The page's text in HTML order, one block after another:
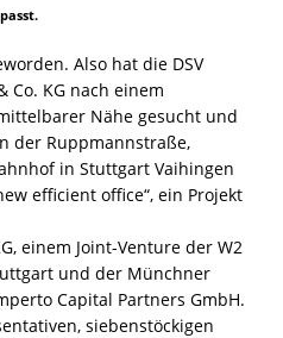
Also hat die DSV
Co. KG nach einem
Nähe gesucht und
der Ruppmannstraße,
in Stuttgart Vaihingen
efficient office“, ein Projekt
einem Joint-Venture der W2
und der Münchner
Capital Partners GmbH.
siebenstöckigen